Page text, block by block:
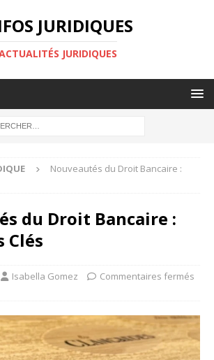
JURIDIQUES
JURIDIQUES
Nouveautés du Droit Bancaire :
du Droit Bancaire :
Clés
Isabella Gomez Commentaires fermés